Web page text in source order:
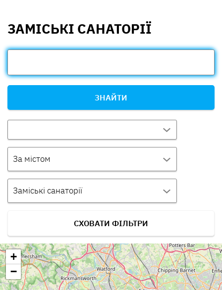
ЗАМІСЬКІ САНАТОРІЇ
ЗНАЙТИ
За містом
Заміські санаторії
СХОВАТИ ФІЛЬТРИ
+
−